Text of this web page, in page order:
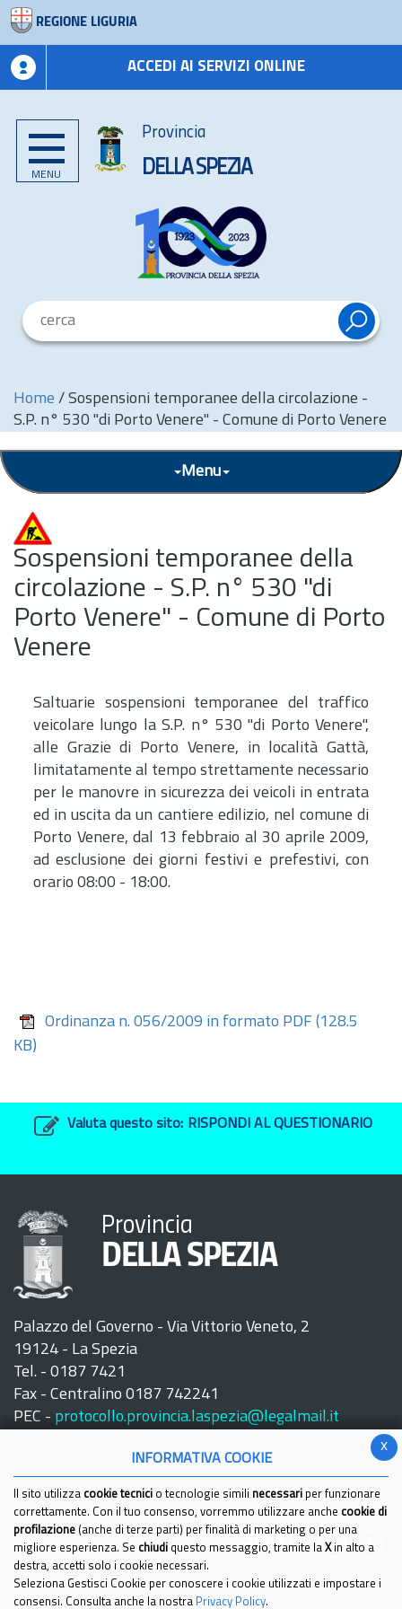
REGIONE LIGURIA
ACCEDI AI SERVIZI ONLINE
MENU
Provincia
DELLA SPEZIA
Home / Sospensioni temporanee della circolazione -
S.P. n° 530 "di Porto Venere" - Comune di Porto Venere
Menu
Sospensioni temporanee della
circolazione - S.P. n° 530 "di
Porto Venere" - Comune di Porto
Venere
Saltuarie sospensioni temporanee del traffico
veicolare lungo la S.P. n° 530 "di Porto Venere",
alle Grazie di Porto Venere, in località Gattà,
limitatamente al tempo strettamente necessario
per le manovre in sicurezza dei veicoli in entrata
ed in uscita da un cantiere edilizio, nel comune di
Porto Venere, dal 13 febbraio al 30 aprile 2009,
ad esclusione dei giorni festivi e prefestivi, con
orario 08:00 - 18:00.
Ordinanza n. 056/2009 in formato PDF (128.5
KB)
Valuta questo sito: RISPONDI AL QUESTIONARIO
Provincia
DELLA SPEZIA
Palazzo del Governo - Via Vittorio Veneto, 2
19124 - La Spezia
Tel. - 0187 7421
Fax - Centralino 0187 742241
PEC - protocollo.provincia.laspezia@legalmail.it
Seguici su:
x
INFORMATIVA COOKIE
Il sito utilizza cookie tecnici o tecnologie simili necessari per funzionare
correttamente. Con il tuo consenso, vorremmo utilizzare anche cookie di
profilazione (anche di terze parti) per finalità di marketing o per una
migliore esperienza. Se chiudi questo messaggio, tramite la Xin alto a
destra, accetti solo i cookie necessari.
Seleziona Gestisci Cookie per conoscere i cookie utilizzati e impostare i
consensi. Consulta anche la nostra Privacy Policy.